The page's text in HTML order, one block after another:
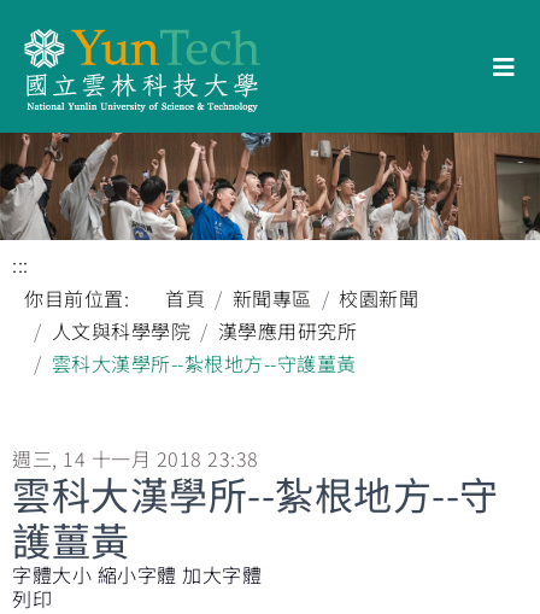
:::
你目前位置:
首頁 新聞專區
校園新聞
人文與科學學院
漢學應用研究所
雲科大漢學所--紮根地方--守護薑黃
週三, 14 十一月 2018 23:38
雲科大漢學所--紮根地方--守
護薑黃
字體大小 縮小字體 加大字體
列印